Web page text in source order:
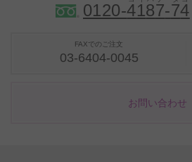
0120-4187-74
FAXでのご注文
03-6404-0045
お問い合わせ